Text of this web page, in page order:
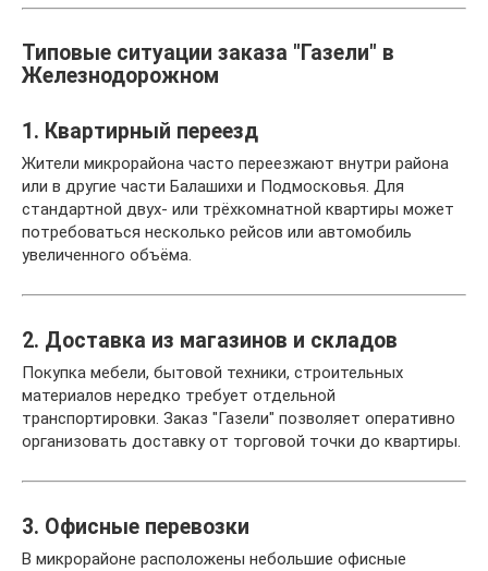
Типовые ситуации заказа "Газели" в
Железнодорожном
1. Квартирный переезд
Жители микрорайона часто переезжают внутри района
или в другие части Балашихи и Подмосковья. Для
стандартной двух- или трёхкомнатной квартиры может
потребоваться несколько рейсов или автомобиль
увеличенного объёма.
2. Доставка из магазинов и складов
Покупка мебели, бытовой техники, строительных
материалов нередко требует отдельной
транспортировки. Заказ "Газели" позволяет оперативно
организовать доставку от торговой точки до квартиры.
3. Офисные перевозки
В микрорайоне расположены небольшие офисные